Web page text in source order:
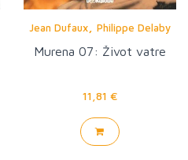
Jean Dufaux, Philippe Delaby
Murena 07: Život vatre
11,81 €